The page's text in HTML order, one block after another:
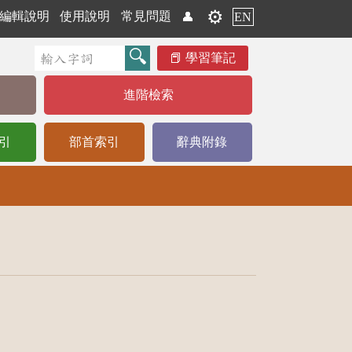
編輯說明 使用說明 常見問題 👤 ⚙️ EN
學習筆記
進階檢索
部首索引 辭典附錄